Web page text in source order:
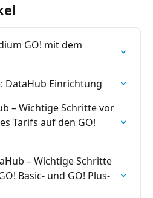
GO! mit dem
DataHub Einrichtung
– Wichtige Schritte vor
Tarifs auf den GO!
– Wichtige Schritte
Basic- und GO! Plus-